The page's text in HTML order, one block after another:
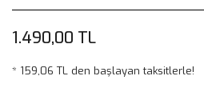
1.490,00 TL
* 159,06 TL den başlayan taksitlerle!